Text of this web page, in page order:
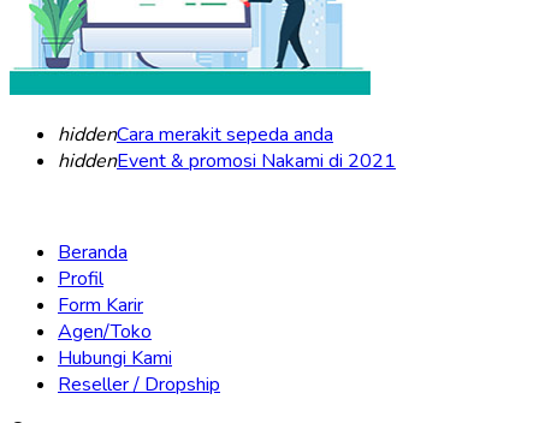
hiddenCara merakit sepeda anda
hiddenEvent & promosi Nakami di 2021
Beranda
Profil
Form Karir
Agen/Toko
Hubungi Kami
Reseller / Dropship